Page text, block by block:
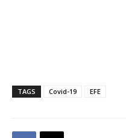
TAGS Covid-19 EFE